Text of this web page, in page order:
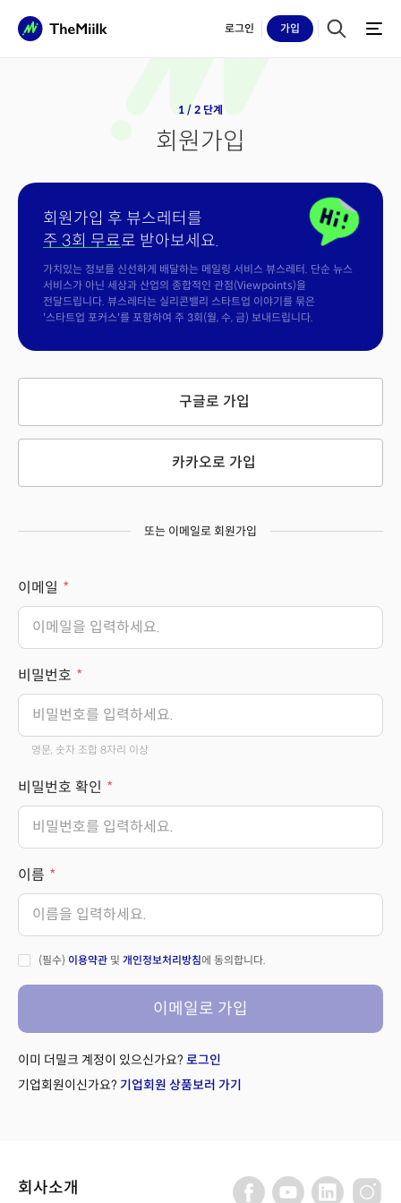
로그인 가입
1 / 2 단계
회원가입
회원가입 후 뷰스레터를
주 3회 무료로 받아보세요.
가치있는 정보를 신선하게 배달하는 메일링 서비스 뷰스레터. 단순 뉴스
서비스가 아닌 세상과 산업의 종합적인 관점(Viewpoints)을
전달드립니다. 뷰스레터는 실리콘밸리 스타트업 이야기를 묶은
'스타트업 포커스'를 포함하여 주 3회(월, 수, 금) 보내드립니다.
구글로 가입
카카오로 가입
또는 이메일로 회원가입
이메일
비밀번호
영문, 숫자 조합 8자리 이상
비밀번호 확인
이름
(필수) 이용약관 및 개인정보처리방침에 동의합니다.
이메일로 가입
이미 더밀크 계정이 있으신가요? 로그인
기업회원이신가요? 기업회원 상품보러 가기
회사소개